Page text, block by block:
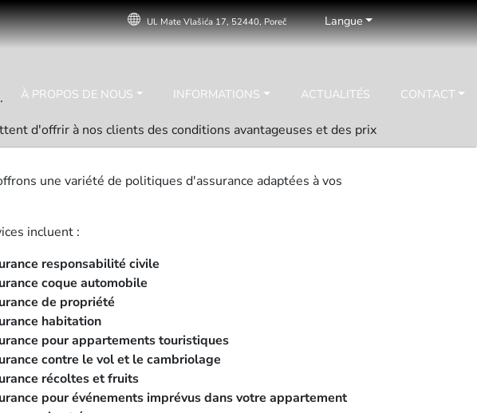
Ul. Mate Vlašića 17, 52440, Poreč Langue
À PROPOS DE NOUS INFORMATIONS ACTUALITÉS CONTACT
d'offrir à nos clients des conditions avantageuses et des prix
une variété de politiques d'assurance adaptées à vos
incluent :
responsabilité civile
coque automobile
de propriété
habitation
pour appartements touristiques
contre le vol et le cambriolage
récoltes et fruits
pour événements imprévus dans votre appartement